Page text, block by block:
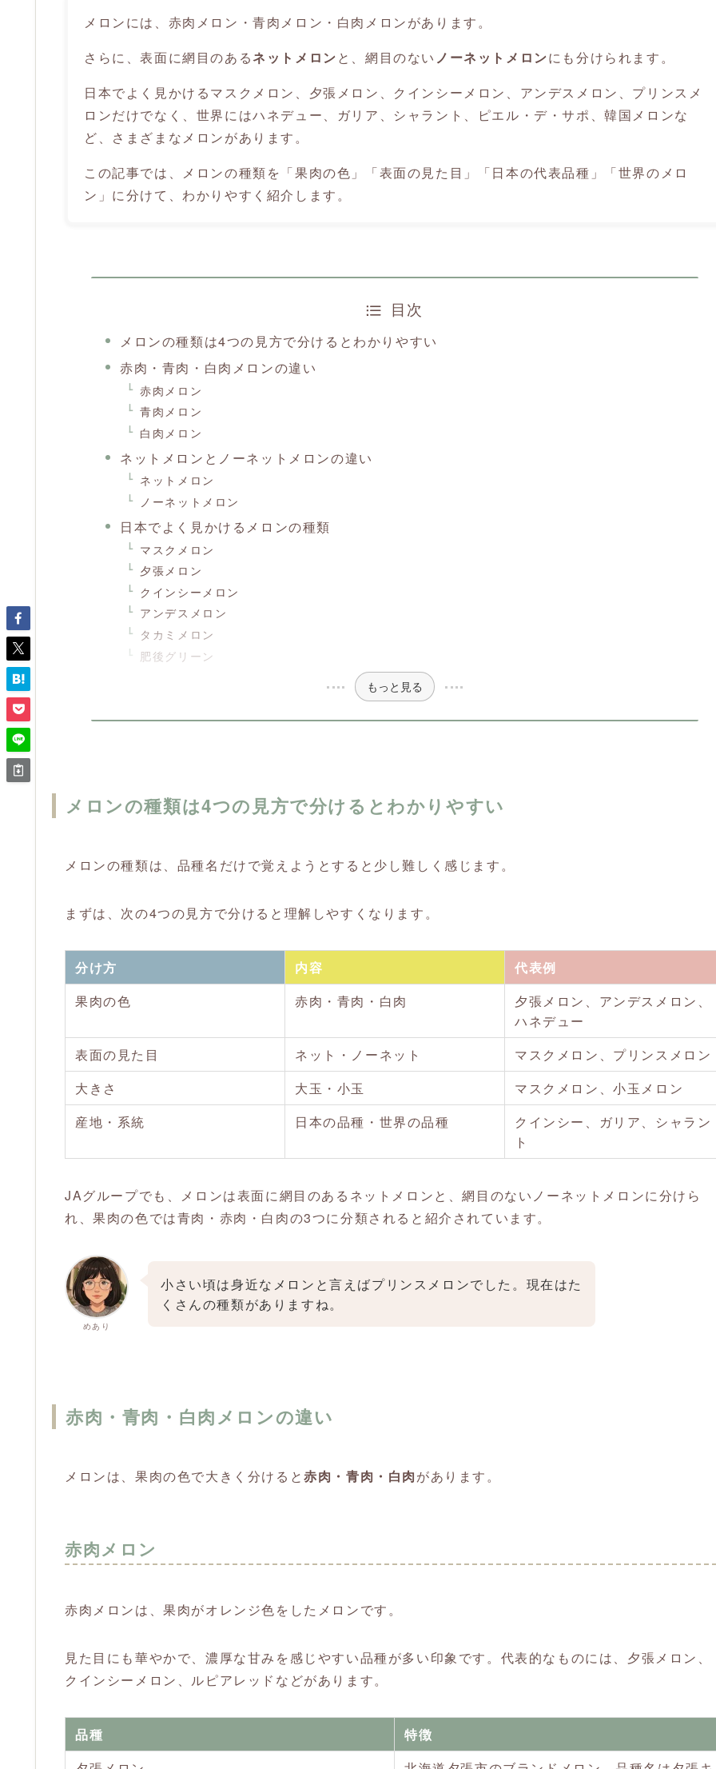
メロンには、赤肉メロン・青肉メロン・白肉メロンがあります。
さらに、表面に網目のあるネットメロンと、網目のない ノーネットメロンにも分けられます。
日本でよく見かけるマスクメロン、夕張メロン、クインシーメロン、アンデスメロン、プリンスメ
ロンだけでなく、世界にはハネデュー、ガリア、シャラント、ピエル・デ・サポ、韓国メロンな
ど、さまざまなメロンがあります。
この記事では、メロンの種類を「果肉の色」「表面の見た目」「日本の代表品種」「世界のメロ
ン」に分けて、わかりやすく紹介します。
目次
メロンの種類は4つの見方で分けるとわかりやすい
赤肉・青肉・白肉メロンの違い
赤肉メロン
青肉メロン
白肉メロン
ネットメロンとノーネットメロンの違い
ネットメロン
ノーネットメロン
日本でよく見かけるメロンの種類
マスクメロン
夕張メロン
クインシーメロン
アンデスメロン
タカミメロン
肥後グリーン
もっと見る
メロンの種類は4つの見方で分けるとわかりやすい
メロンの種類は、品種名だけで覚えようとすると少し難しく感じます。
まずは、次の4つの見方で分けると理解しやすくなります。
分け方 内容
代表例
果肉の色
赤肉・青肉・白肉
夕張メロン、アンデスメロン、
ハネデュー
表面の見た目
ネット・ノーネット
マスクメロン、プリンスメロン
大きさ
大玉・小玉
マスクメロン、小玉メロン
産地・系統
日本の品種・世界の品種
クインシー、ガリア、シャラン
ト
JAグループでも、メロンは表面に網目のあるネットメロンと、網目のないノーネットメロンに分けら
れ、果肉の色では青肉・赤肉・白肉の3つに分類されると紹介されています。
めあり
小さい頃は身近なメロンと言えばプリンスメロンでした。現在はた
くさんの種類がありますね。
赤肉・青肉・白肉メロンの違い
メロンは、果肉の色で大きく分けると赤肉・青肉・白肉があります。
赤肉メロン
赤肉メロンは、果肉がオレンジ色をしたメロンです。
見た目にも華やかで、濃厚な甘みを感じやすい品種が多い印象です。代表的なものには、夕張メロン、
クインシーメロン、ルピアレッドなどがあります。
品種
特徴